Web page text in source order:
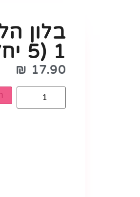
בלון
1 (5 יח׳)
17.90
₪